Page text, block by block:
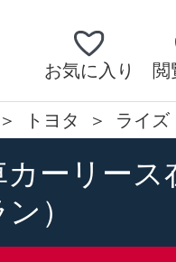
お気に入り 閲
トヨタ ライズ
ーリース
）